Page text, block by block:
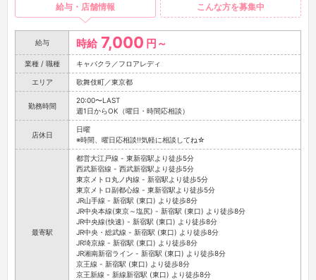
給与・店舗情報 こんな方を募集中
給与 時給 7,000 円～
業種 / 職種 キャバクラ／フロアレディ
エリア 歌舞伎町／東京都
勤務時間
20:00〜LAST
週1日からOK（曜日・時間応相談）
店休日
日曜
※時間、曜日応相談!!気軽に相談してね☆
最寄駅
都営大江戸線 - 東新宿駅より徒歩5分
西武新宿線 - 西武新宿駅より徒歩5分
東京メトロ丸ノ内線 - 新宿駅より徒歩5分
東京メトロ副都心線 - 東新宿駅より徒歩5分
JR山手線 - 新宿駅 (東口) より徒歩8分
JR中央本線(東京～塩尻) - 新宿駅 (東口) より徒歩8分
JR中央線(快速) - 新宿駅 (東口) より徒歩8分
JR中央・総武線 - 新宿駅 (東口) より徒歩8分
JR埼京線 - 新宿駅 (東口) より徒歩8分
JR湘南新宿ライン - 新宿駅 (東口) より徒歩8分
京王線 - 新宿駅 (東口) より徒歩8分
京王新線 - 新線新宿駅 (東口) より徒歩8分